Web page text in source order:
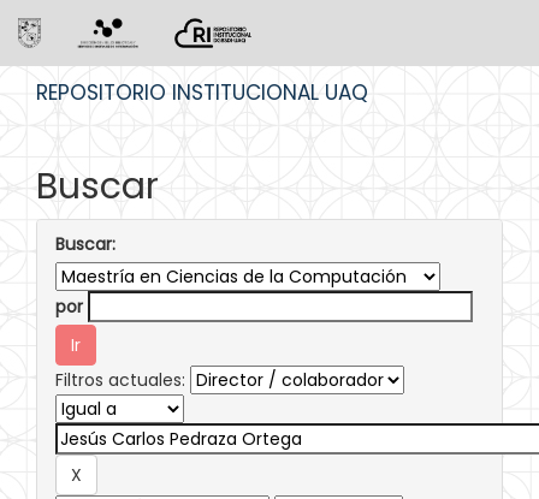
REPOSITORIO INSTITUCIONAL UAQ
Buscar
Buscar:
por
Filtros actuales: